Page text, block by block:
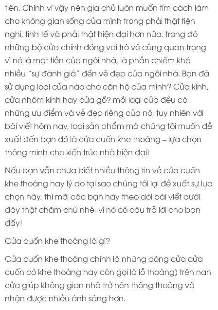
tiên. Chính vì vậy nên gia chủ luôn muốn tìm cách làm
cho không gian sống của mình trong phải thật tiện
nghi, tinh tế và phải thật hiện đại hơn nữa. trong đó
những bộ cửa chính đóng vai trò vô cùng quan trọng
vì nó là mặt tiền của ngôi nhà, là phần chiếm khá
nhiều “sự đánh giá” đến vẻ đẹp của ngôi nhà. Bạn đã
sử dụng loại của nào cho căn hộ của mình? Cửa kính,
cửa nhôm kính hay cửa gỗ? mỗi loại cửa đều có
những ưu điểm và vẻ đẹp riêng của nó, tuy nhiên với
bài viết hôm nay, loại sản phẩm mà chúng tôi muốn đề
xuất đến bạn đó là cửa cuốn khe thoáng – lựa chọn
thông minh cho kiến trúc nhà hiện đại!
Nếu bạn vẫn chưa biết nhiều thông tin về cửa cuốn
khe thoáng hay lý do tại sao chúng tôi lại đề xuất sự lựa
chọn này, thì mời các bạn hãy theo dõi bài viết dưới
đây thật chăm chú nhé, vì nó có câu trả lời cho bạn
đấy!
Cửa cuốn khe thoáng là gì?
Cửa cuốn khe thoáng chính là những dòng cửa cửa
cuốn có khe thoáng hay còn gọi là lỗ thoáng) trên nan
cửa giúp không gian nhà trở nên thông thoáng và
nhận được nhiều ánh sáng hơn.